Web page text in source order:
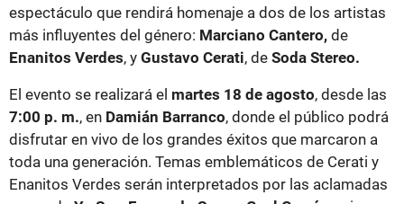
espectáculo que rendirá homenaje a dos de los artistas
más influyentes del género: Marciano Cantero, de
Enanitos Verdes, y Gustavo Cerati, de Soda Stereo.
El evento se realizará el martes 18 de agosto, desde las
7:00 p. m., en Damián Barranco, donde el público podrá
disfrutar en vivo de los grandes éxitos que marcaron a
toda una generación. Temas emblemáticos de Cerati y
Enanitos Verdes serán interpretados por las aclamadas